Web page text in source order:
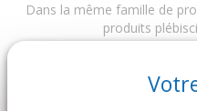
Dans la même famille de
produits